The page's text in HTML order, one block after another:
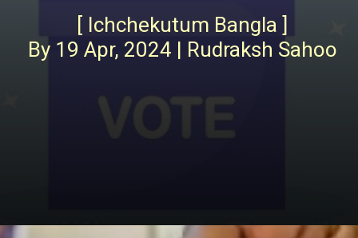
[ Ichchekutum Bangla ]
By 19 Apr, 2024 | Rudraksh Sahoo